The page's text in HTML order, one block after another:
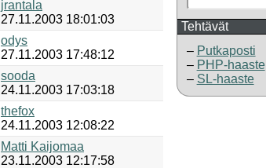
Tehtävät
Putkaposti
PHP-haaste
SL-haaste
jrantala
27.11.2003 18:01:03
odys
27.11.2003 17:48:12
sooda
24.11.2003 17:03:18
thefox
24.11.2003 12:08:22
Matti Kaijomaa
23.11.2003 12:17:58